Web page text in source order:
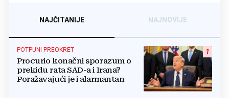
NAJČITANIJE NAJNOVIJE
1
POTPUNI PREOKRET
Procurio konačni sporazum o
prekidu rata SAD-a i Irana?
Poražavajući je i alarmantan